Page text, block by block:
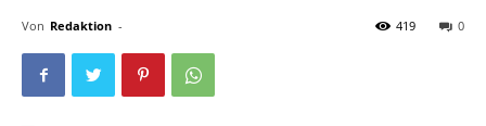
Von Redaktion - 0
419